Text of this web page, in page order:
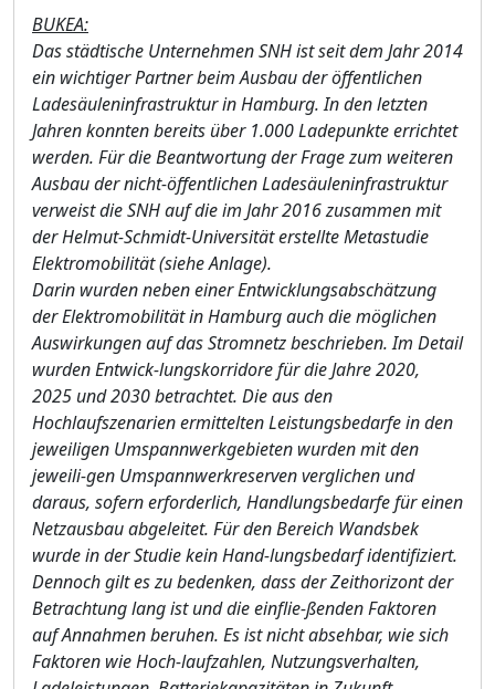
BUKEA:
Das städtische Unternehmen SNH ist seit dem Jahr 2014
ein wichtiger Partner beim Ausbau der öffentlichen
Ladesäuleninfrastruktur in Hamburg. In den letzten
Jahren konnten bereits über 1.000 Ladepunkte errichtet
werden. Für die Beantwortung der Frage zum weiteren
Ausbau der nicht-öffentlichen Ladesäuleninfrastruktur
verweist die SNH auf die im Jahr 2016 zusammen mit
der Helmut-Schmidt-Universität erstellte Metastudie
Elektromobilität (siehe Anlage).
Darin wurden neben einer Entwicklungsabschätzung
der Elektromobilität in Hamburg auch die möglichen
Auswirkungen auf das Stromnetz beschrieben. Im Detail
wurden Entwick-lungskorridore für die Jahre 2020,
2025 und 2030 betrachtet. Die aus den
Hochlaufszenarien ermittelten Leistungsbedarfe in den
jeweiligen Umspannwerkgebieten wurden mit den
jeweili-gen Umspannwerkreserven verglichen und
daraus, sofern erforderlich, Handlungsbedarfe für einen
Netzausbau abgeleitet. Für den Bereich Wandsbek
wurde in der Studie kein Hand-lungsbedarf identifiziert.
Dennoch gilt es zu bedenken, dass der Zeithorizont der
Betrachtung lang ist und die einflie-ßenden Faktoren
auf Annahmen beruhen. Es ist nicht absehbar, wie sich
Faktoren wie Hoch-laufzahlen, Nutzungsverhalten,